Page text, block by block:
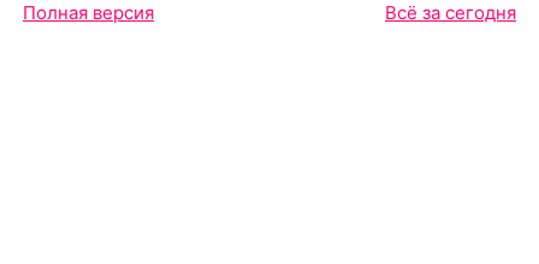
Полная версия Всё за сегодня